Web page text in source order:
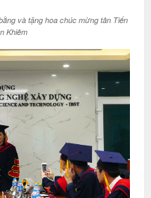
và tặng hoa chúc mừng tân Tiến
Khiêm